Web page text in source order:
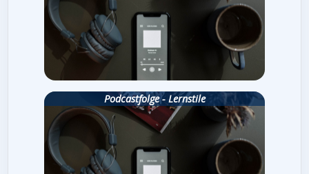
Podcastfolge - Lernstile